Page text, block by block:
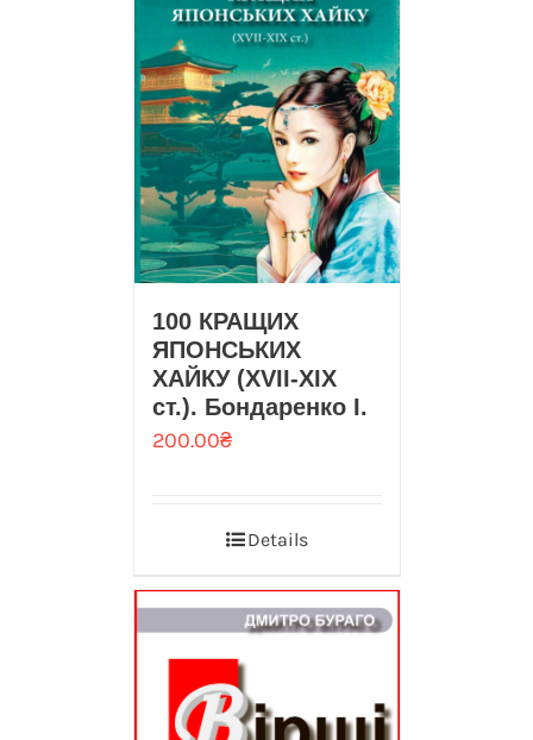
100 КРАЩИХ
ЯПОНСЬКИХ
ХАЙКУ (XVII-XIX
ст.). Бондаренко І.
200.00₴
Details